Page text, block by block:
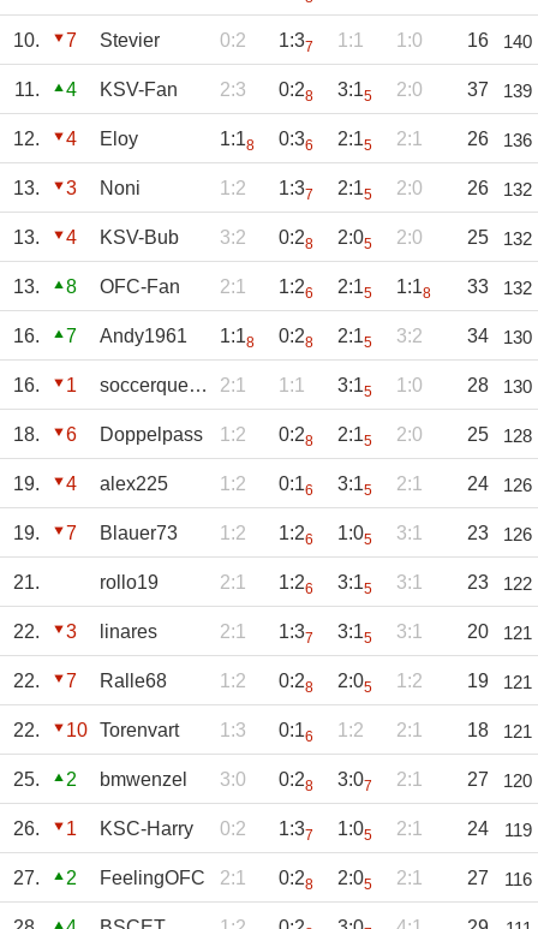
10. 7 Stevier 0:2 1:37 1:1 1:0 16 140
11. 4 KSV-Fan 2:3 0:28 3:15 2:0 37 139
12. 4 Eloy 1:18 0:36 2:15 2:1 26 136
13. 3 Noni 1:2 1:37 2:15 2:0 26 132
13. 4 KSV-Bub 3:2 0:28 2:05 2:0 25 132
13. 8 OFC-Fan 2:1 1:26 2:15 1:18 33 132
16. 7 Andy1961 1:18 0:28 2:15 3:2 34 130
16. 1 soccerqueen 2:1 1:1 3:15 1:0 28 130
18. 6 Doppelpass 1:2 0:28 2:15 2:0 25 128
19. 4 alex225 1:2 0:16 3:15 2:1 24 126
19. 7 Blauer73 1:2 1:26 1:05 3:1 23 126
21. rollo19 2:1 1:26 3:15 3:1 23 122
22. 3 linares 2:1 1:37 3:15 3:1 20 121
22. 7 Ralle68 1:2 0:28 2:05 1:2 19 121
22. 10 Torenvart 1:3 0:16 1:2 2:1 18 121
25. 2 bmwenzel 3:0 0:28 3:07 2:1 27 120
26. 1 KSC-Harry 0:2 1:37 1:05 2:1 24 119
27. 2 FeelingOFC 2:1 0:28 2:05 2:1 27 116